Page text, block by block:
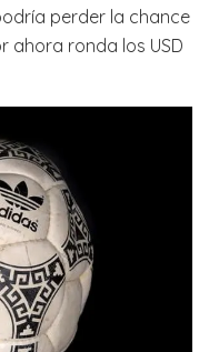
perder la chance
ahora ronda los USD